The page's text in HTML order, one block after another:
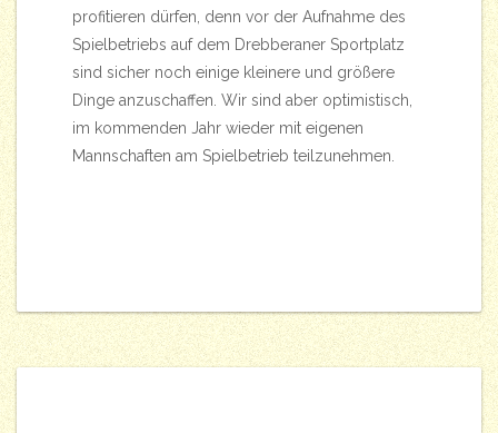
profitieren dürfen, denn vor der Aufnahme des
Spielbetriebs auf dem Drebberaner Sportplatz
sind sicher noch einige kleinere und größere
Dinge anzuschaffen. Wir sind aber optimistisch,
im kommenden Jahr wieder mit eigenen
Mannschaften am Spielbetrieb teilzunehmen.